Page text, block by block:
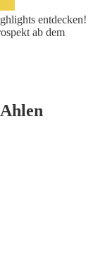
entdecken!
ab dem